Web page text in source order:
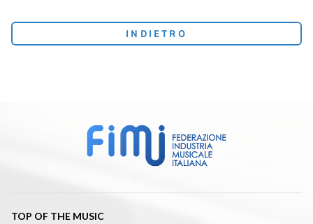
INDIETRO
TOP OF THE MUSIC